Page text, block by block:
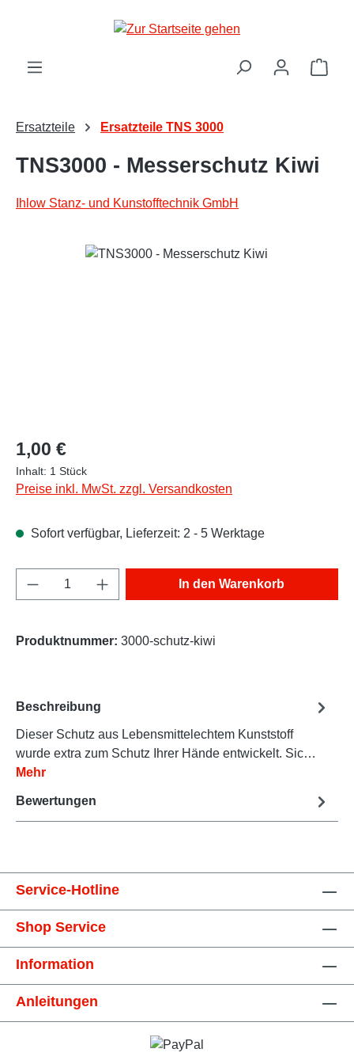
Zum Hauptinhalt springen
Ersatzteile Ersatzteile TNS 3000
TNS3000 - Messerschutz Kiwi
Ihlow Stanz- und Kunstofftechnik GmbH
Bildergalerie überspringen
Regulärer Preis:
1,00 €
Inhalt: 1 Stück
Preise inkl. MwSt. zzgl. Versandkosten
Sofort verfügbar, Lieferzeit: 2 - 5 Werktage
Produkt Anzahl: Gib den gewünschten
In den Warenkorb
Produktnummer: 3000-schutz-kiwi
Beschreibung
Dieser Schutz aus Lebensmittelechtem Kunststoff
wurde extra zum Schutz Ihrer Hände entwickelt. Sic…
Mehr
Bewertungen
Service-Hotline
Shop Service
Information
Anleitungen